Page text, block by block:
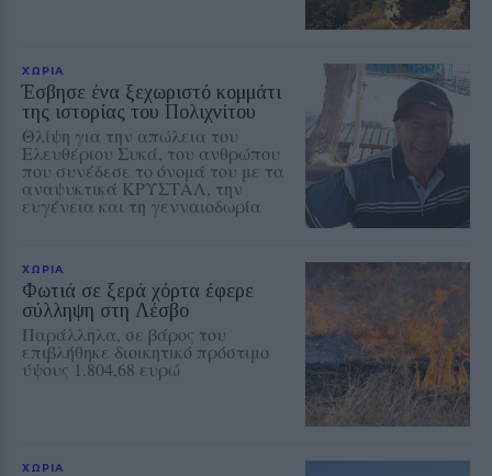
ΧΩΡΙΑ
Έσβησε ένα ξεχωριστό κομμάτι
της ιστορίας του Πολιχνίτου
Θλίψη για την απώλεια του
Ελευθέριου Συκά, του ανθρώπου
που συνέδεσε το όνομά του με τα
αναψυκτικά ΚΡΥΣΤΑΛ, την
ευγένεια και τη γενναιοδωρία
ΧΩΡΙΑ
Φωτιά σε ξερά χόρτα έφερε
σύλληψη στη Λέσβο
Παράλληλα, σε βάρος του
επιβλήθηκε διοικητικό πρόστιμο
ύψους 1.804,68 ευρώ
ΧΩΡΙΑ